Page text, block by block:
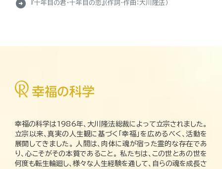
arrow_circle_right 『十年目の君・十年目の恋』（作詞・作曲：大川隆法）
幸福の科学は1986年、大川隆法総裁によって立宗されました。
立宗以来、真実の人生観に基づく「幸福」を広めるべく、活動を
展開してきました。 人間は、肉体に魂が宿った霊的な存在であ
り、心こそがその本質であること。 私たちは、この世とあの世を
何度も転生輪廻し、様々な人生経験を通して、自らの魂を成長さ